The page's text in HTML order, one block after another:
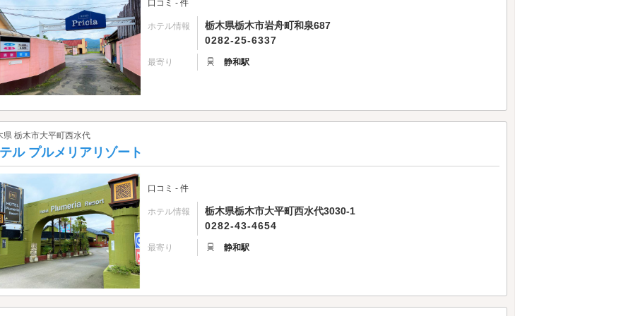
口コミ - 件
ホテル情報
栃木県栃木市岩舟町和泉687
0282-25-6337
最寄り 静和駅
県 栃木市大平町西水代
ル プルメリアリゾート
口コミ - 件
ホテル情報
栃木県栃木市大平町西水代3030-1
0282-43-4654
最寄り 静和駅